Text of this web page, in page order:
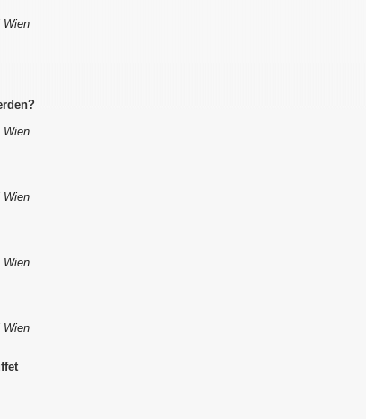
Wien
Wien
Wien
Wien
Wien